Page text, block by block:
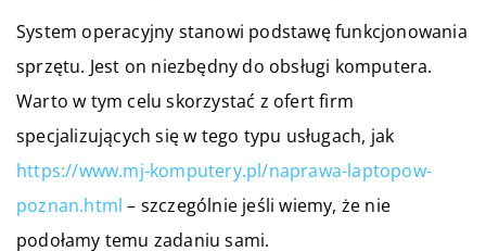
System operacyjny stanowi podstawę funkcjonowania
sprzętu. Jest on niezbędny do obsługi komputera.
Warto w tym celu skorzystać z ofert firm
specjalizujących się w tego typu usługach, jak
https://www.mj-komputery.pl/naprawa-laptopow-
poznan.html – szczególnie jeśli wiemy, że nie
podołamy temu zadaniu sami.